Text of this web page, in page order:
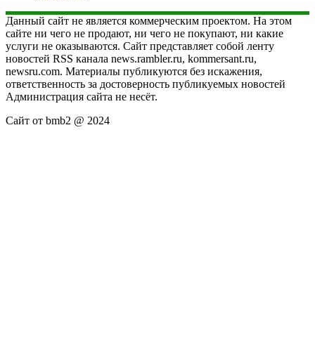
Данный сайт не является коммерческим проектом. На этом
сайте ни чего не продают, ни чего не покупают, ни какие
услуги не оказываются. Сайт представляет собой ленту
новостей RSS канала news.rambler.ru, kommersant.ru,
newsru.com. Материалы публикуются без искажения,
ответственность за достоверность публикуемых новостей
Администрация сайта не несёт.
Сайт от bmb2 @ 2024